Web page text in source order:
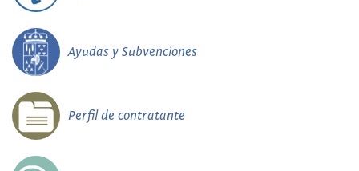
Ayudas y Subvenciones
Perfil de contratante